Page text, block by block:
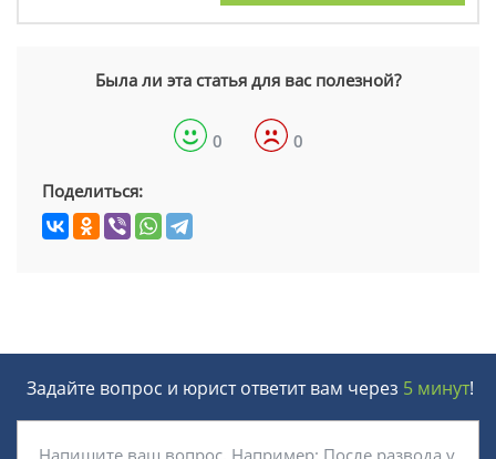
Была ли эта статья для вас полезной?
0 0
Поделиться:
Задайте вопрос и юрист ответит вам через 5 минут!